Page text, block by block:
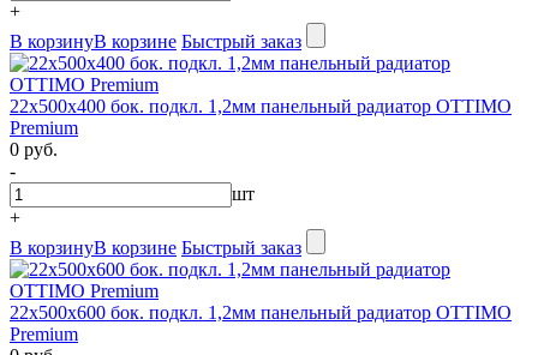
+
В корзинуВ корзине Быстрый заказ
22х500х400 бок. подкл. 1,2мм панельный радиатор OTTIMO
Premium
0 руб.
-
шт
+
В корзинуВ корзине Быстрый заказ
22х500х600 бок. подкл. 1,2мм панельный радиатор OTTIMO
Premium